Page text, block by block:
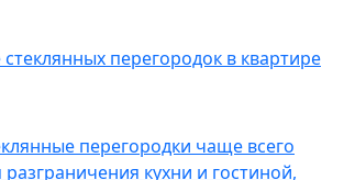
перегородок в квартире
перегородки чаще всего
кухни и гостиной,